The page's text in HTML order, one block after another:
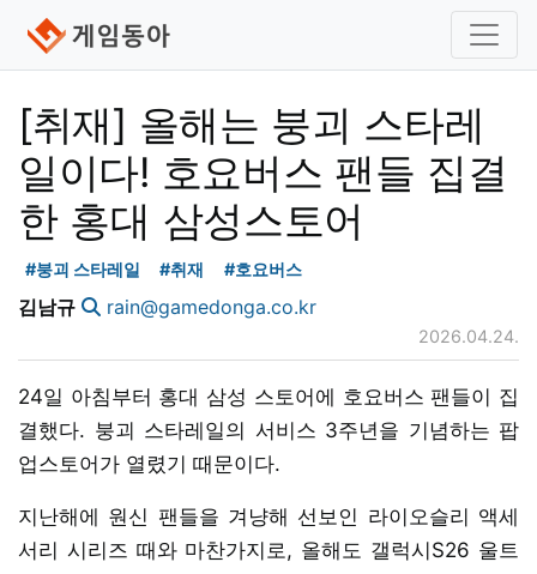
[취재] 올해는 붕괴 스타레
일이다! 호요버스 팬들 집결
한 홍대 삼성스토어
#붕괴 스타레일 #취재 #호요버스
김남규 rain@gamedonga.co.kr
2026.04.24.
24일 아침부터 홍대 삼성 스토어에 호요버스 팬들이 집
결했다. 붕괴 스타레일의 서비스 3주년을 기념하는 팝
업스토어가 열렸기 때문이다.
지난해에 원신 팬들을 겨냥해 선보인 라이오슬리 액세
서리 시리즈 때와 마찬가지로, 올해도 갤럭시S26 울트